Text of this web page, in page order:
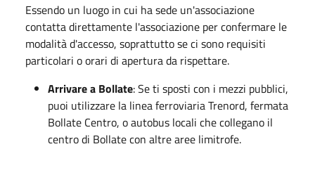
Essendo un luogo in cui ha sede un'associazione
contatta direttamente l'associazione per confermare le
modalità d'accesso, soprattutto se ci sono requisiti
particolari o orari di apertura da rispettare.
Arrivare a Bollate: Se ti sposti con i mezzi pubblici,
puoi utilizzare la linea ferroviaria Trenord, fermata
Bollate Centro, o autobus locali che collegano il
centro di Bollate con altre aree limitrofe.